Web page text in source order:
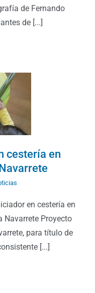
de Fernando
de [...]
cestería en
en cestería en
Navarrete Proyecto
para título de
[...]